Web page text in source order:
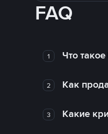
FAQ
1 Что
2 Как
3 Какие